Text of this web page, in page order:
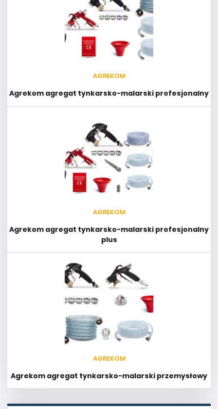
AGREKOM
Agrekom agregat tynkarsko-malarski profesjonalny
AGREKOM
Agrekom agregat tynkarsko-malarski profesjonalny
plus
AGREKOM
Agrekom agregat tynkarsko-malarski przemysłowy